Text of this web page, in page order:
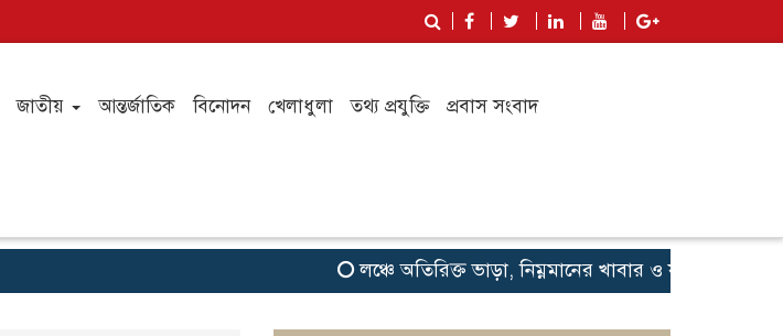
জাতীয় আন্তর্জাতিক বিনোদন খেলাধুলা তথ্য প্রযুক্তি প্রবাস সংবাদ
লঞ্চে অতিরিক্ত ভাড়া, নিম্নমানের খাবার ও যাত্রী হয়রানি বন্ধে